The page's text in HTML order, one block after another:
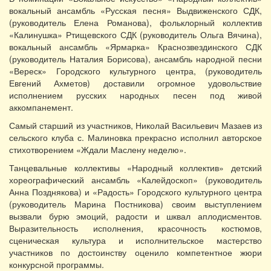
вокальный ансамбль «Русская песня» Выдвиженского СДК,
(руководитель Елена Романова), фольклорный коллектив
«Калинушка» Ртищевского СДК (руководитель Ольга Вячина),
вокальный ансамбль «Ярмарка» Краснозвездинского СДК
(руководитель Наталия Борисова), ансамбль народной песни
«Вереск» Городского культурного центра, (руководитель
Евгений Ахметов) доставили огромное удовольствие
исполнением русских народных песен под живой
аккомпанемент.
Самый старший из участников, Николай Васильевич Мазаев из
сельского клуба с. Малиновка прекрасно исполнил авторское
стихотворением «Ждали Маслену неделю».
Танцевальные коллективы «Народный коллектив» детский
хореографический ансамбль «Калейдоскоп» (руководитель
Анна Позднякова) и «Радость» Городского культурного центра
(руководитель Марина Постникова) своим выступлением
вызвали бурю эмоций, радости и шквал аплодисментов.
Выразительность исполнения, красочность костюмов,
сценическая культура и исполнительское мастерство
участников по достоинству оценило компетентное жюри
конкурсной программы.